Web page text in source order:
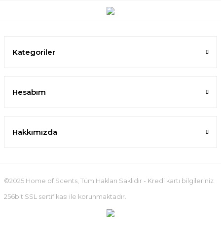
Kategoriler
Hesabım
Hakkımızda
©2025 Home of Scents, Tüm Hakları Saklıdır - Kredi kartı bilgileriniz
256bit SSL sertifikası ile korunmaktadır.